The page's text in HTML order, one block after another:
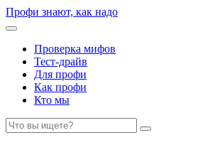
Профи знают, как надо
Проверка мифов
Тест-драйв
Для профи
Как профи
Кто мы